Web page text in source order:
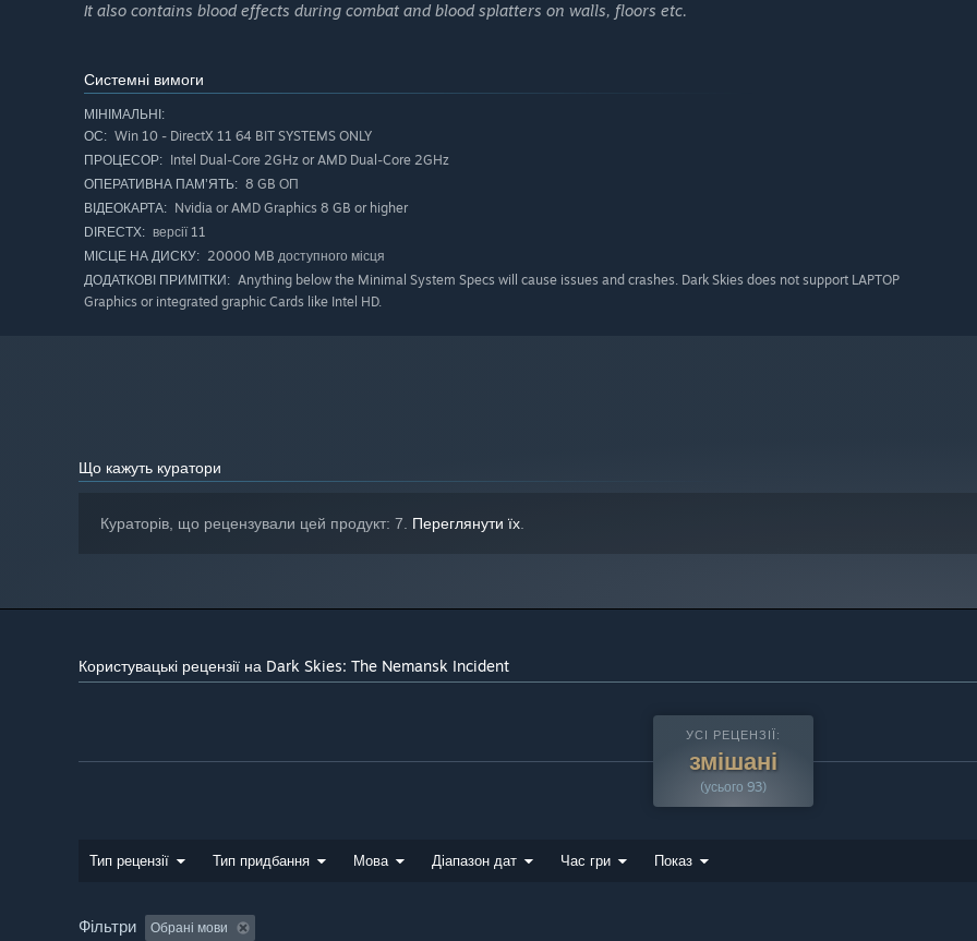
It also contains blood effects during combat and blood splatters on walls, floors etc.
Системні вимоги
МІНІМАЛЬНІ:
ОС: Win 10 - DirectX 11 64 BIT SYSTEMS ONLY
ПРОЦЕСОР: Intel Dual-Core 2GHz or AMD Dual-Core 2GHz
ОПЕРАТИВНА ПАМ’ЯТЬ: 8 GB ОП
ВІДЕОКАРТА: Nvidia or AMD Graphics 8 GB or higher
DIRECTX: версії 11
МІСЦЕ НА ДИСКУ: 20000 MB доступного місця
ДОДАТКОВІ ПРИМІТКИ: Anything below the Minimal System Specs will cause issues and crashes. Dark Skies does not support LAPTOP
Graphics or integrated graphic Cards like Intel HD.
Що кажуть куратори
Кураторів, що рецензували цей продукт: 7. Переглянути їх.
Користувацькі рецензії на Dark Skies: The Nemansk Incident
УСІ РЕЦЕНЗІЇ:
змішані
(усього 93)
Тип рецензії Тип придбання Мова Діапазон дат Час гри Показ
Фільтри Обрані мови